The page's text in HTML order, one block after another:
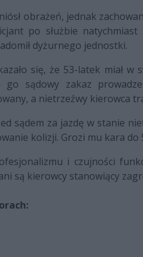
obrażeń, jednak
po służbie
dyżurnego jednostki.
się, że 53-latek miał
sądowy zakaz
a nietrzeźwy kierowca
sądem za jazdę w stanie
kolizji. Grozi mu kara
i czujności
są kierowcy stanowiący